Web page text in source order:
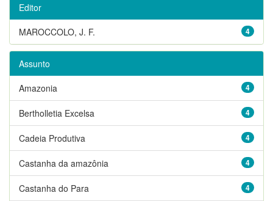
Editor
4
MAROCCOLO, J. F.
Assunto
4
Amazonia
4
Bertholletia Excelsa
4
Cadeia Produtiva
4
Castanha da amazônia
4
Castanha do Para